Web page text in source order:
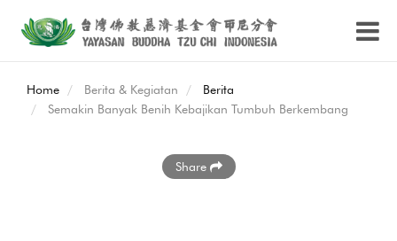
Home Berita & Kegiatan
Berita
Semakin Banyak Benih Kebajikan Tumbuh Berkembang
Share